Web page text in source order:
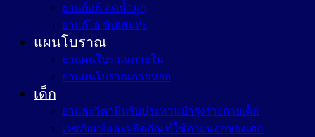
ยาแก้แพ้ ลดน้ำมูก
ยาแก้ไอ ขับเสมหะ
แผนโบราณ
ยาแผนโบราณภายใน
ยาแผนโบราณภายนอก
เด็ก
ยาและวิตามินรับประทานบำรุงร่างกายเด็ก
เวชภัณฑ์และผลิตภัณฑ์ใช้ภายนอกของเด็ก